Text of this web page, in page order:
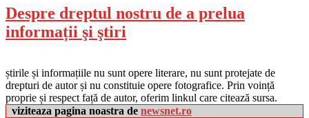
Despre dreptul nostru de a prelua
informații şi ştiri
știrile și informațiile nu sunt opere literare, nu sunt protejate de
drepturi de autor și nu constituie opere fotografice. Prin voință
proprie și respect față de autor, oferim linkul care citează sursa.
viziteaza pagina noastra de newsnet.ro